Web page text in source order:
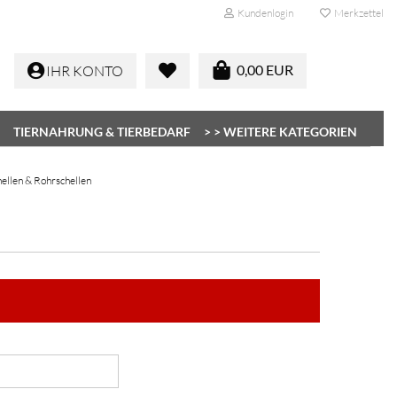
Kundenlogin Merkzettel
0,00 EUR
IHR KONTO
TIERNAHRUNG & TIERBEDARF > > WEITERE KATEGORIEN
& Rohrschellen